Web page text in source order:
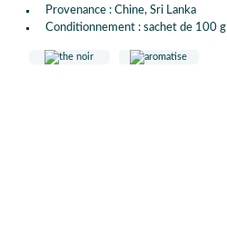
Provenance : Chine, Sri Lanka
Conditionnement : sachet de 100 g